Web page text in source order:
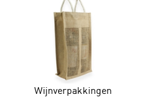
Wijnverpakkingen